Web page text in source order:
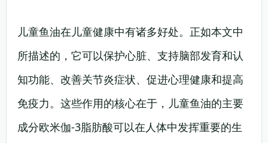
儿童鱼油在儿童健康中有诸多好处。正如本文中
所描述的，它可以保护心脏、支持脑部发育和认
知功能、改善关节炎症状、促进心理健康和提高
免疫力。这些作用的核心在于，儿童鱼油的主要
成分欧米伽-3脂肪酸可以在人体中发挥重要的生